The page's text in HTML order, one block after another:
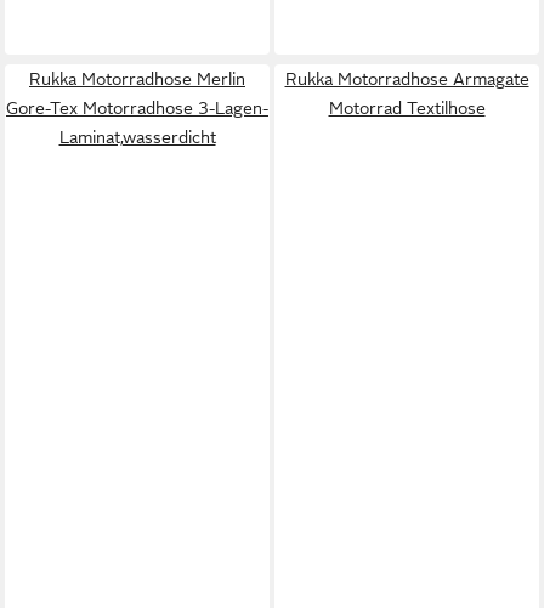
Rukka Motorradhose Merlin
Gore-Tex Motorradhose 3-Lagen-
Laminat,wasserdicht
Rukka Motorradhose Armagate
Motorrad Textilhose